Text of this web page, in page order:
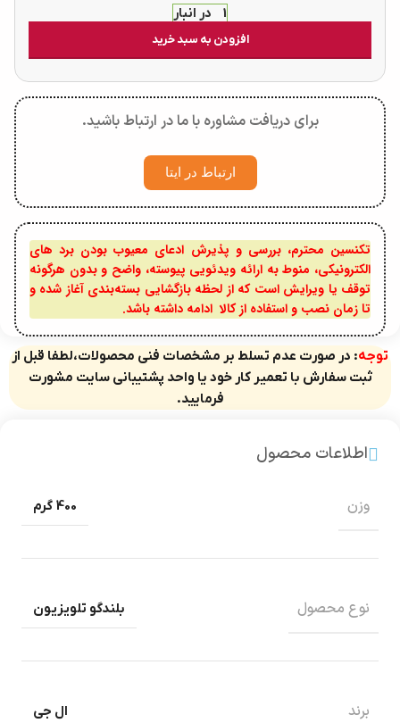
1 در انبار
افزودن به سبد خرید
برای دریافت مشاوره با ما در ارتباط باشید.
ارتباط در ایتا
تکنسین محترم، بررسی و پذیرش ادعای معیوب بودن برد های
الکترونیکی، منوط به ارائه ویدئویی پیوسته، واضح و بدون هرگونه
توقف یا ویرایش است که از لحظه بازگشایی بسته‌بندی آغاز شده و
تا زمان نصب و استفاده از کالا ادامه داشته باشد.
توجه: در صورت عدم تسلط بر مشخصات فنی محصولات،لطفا قبل از
ثبت سفارش با تعمیر کار خود یا واحد پشتیبانی سایت مشورت
فرمایید.
اطلاعات محصول
وزن 400 گرم
نوع محصول بلندگو تلویزیون
برند ال جی